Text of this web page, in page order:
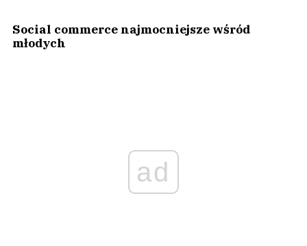
Social commerce najmocniejsze wśród
młodych
ad